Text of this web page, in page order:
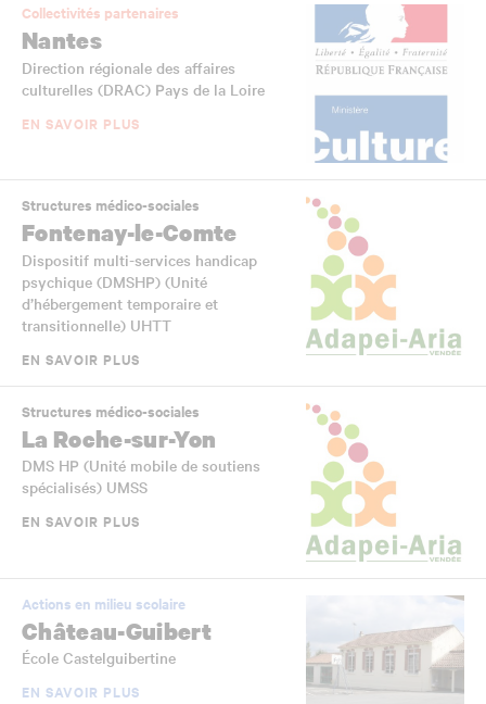
Collectivités partenaires
Nantes
Direction régionale des affaires
culturelles (DRAC) Pays de la Loire
EN SAVOIR PLUS
Structures médico-sociales
Fontenay-le-Comte
Dispositif multi-services handicap
psychique (DMSHP) (Unité
d’hébergement temporaire et
transitionnelle) UHTT
EN SAVOIR PLUS
Structures médico-sociales
La Roche-sur-Yon
DMS HP (Unité mobile de soutiens
spécialisés) UMSS
EN SAVOIR PLUS
Actions en milieu scolaire
Château-Guibert
École Castelguibertine
EN SAVOIR PLUS